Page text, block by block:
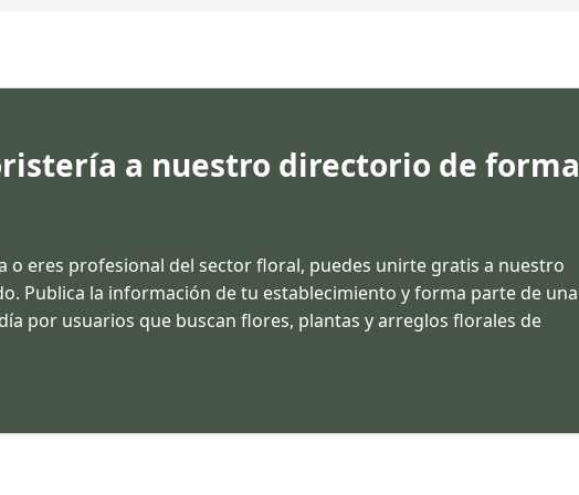
a nuestro directorio de forma
o eres profesional del sector floral, puedes unirte gratis a nuestro
Publica la información de tu establecimiento y forma parte de una
por usuarios que buscan flores, plantas y arreglos florales de